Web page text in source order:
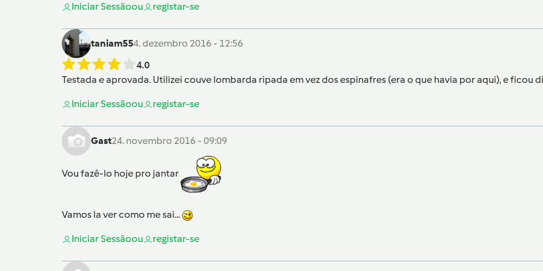
Iniciar Sessãoou registar-se
taniam554. dezembro 2016 - 12:56
4.0
Testada e aprovada. Utilizei couve lombarda ripada em vez dos espinafres (era o que havia por aqui), e ficou
Iniciar Sessãoou registar-se
Gast24. novembro 2016 - 09:09
Vou fazê-lo hoje pro jantar
Vamos la ver como me sai...
Iniciar Sessãoou registar-se